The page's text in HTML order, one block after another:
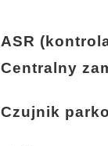
ASR
Centralny
Czujnik